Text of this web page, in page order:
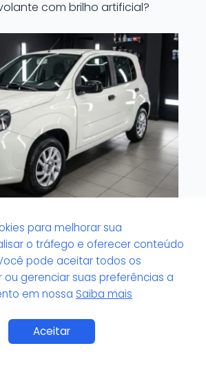
com brilho artificial?
do pretinho de
pneu?
para melhorar sua
o tráfego e oferecer conteúdo
pode aceitar todos os
ou gerenciar suas preferências a
em nossa Saiba mais
Aceitar